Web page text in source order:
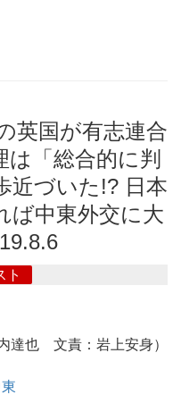
英国が有志連合
は「総合的に判
近づいた!? 日本
ば中東外交に大
ト
達也 文責：岩上安身）